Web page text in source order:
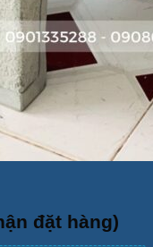
đặt hàng)